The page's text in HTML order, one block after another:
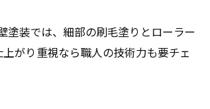
塗装では、細部の刷毛塗りとローラー
がり重視なら職人の技術力も要チェ